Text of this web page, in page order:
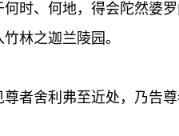
时、何地，得会陀然婆罗
林之迦兰陵园。
者舍利弗至近处，乃告尊